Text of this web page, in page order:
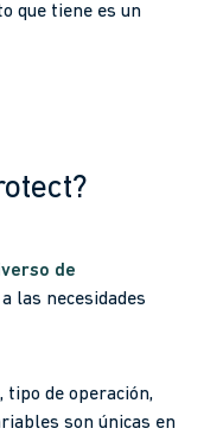
que tiene es un
de
las necesidades
tipo de operación,
son únicas en